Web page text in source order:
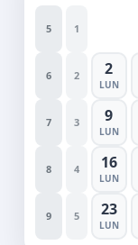
5 1
6 2 2
LUN
7 3 9
LUN
8 4 16
LUN
9 5 23
LUN